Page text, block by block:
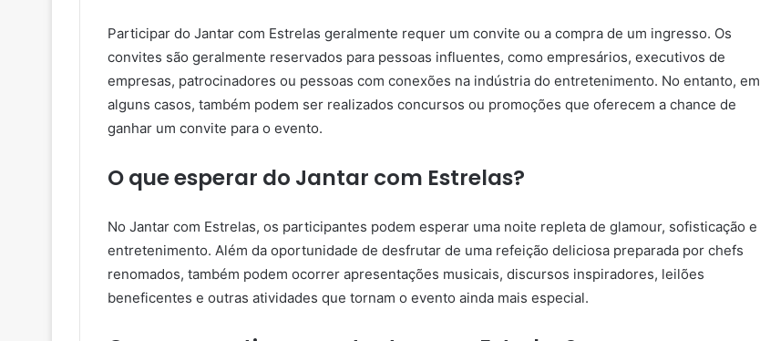
Participar do Jantar com Estrelas geralmente requer um convite ou a compra de um ingresso. Os
convites são geralmente reservados para pessoas influentes, como empresários, executivos de
empresas, patrocinadores ou pessoas com conexões na indústria do entretenimento. No entanto, em
alguns casos, também podem ser realizados concursos ou promoções que oferecem a chance de
ganhar um convite para o evento.
O que esperar do Jantar com Estrelas?
No Jantar com Estrelas, os participantes podem esperar uma noite repleta de glamour, sofisticação e
entretenimento. Além da oportunidade de desfrutar de uma refeição deliciosa preparada por chefs
renomados, também podem ocorrer apresentações musicais, discursos inspiradores, leilões
beneficentes e outras atividades que tornam o evento ainda mais especial.